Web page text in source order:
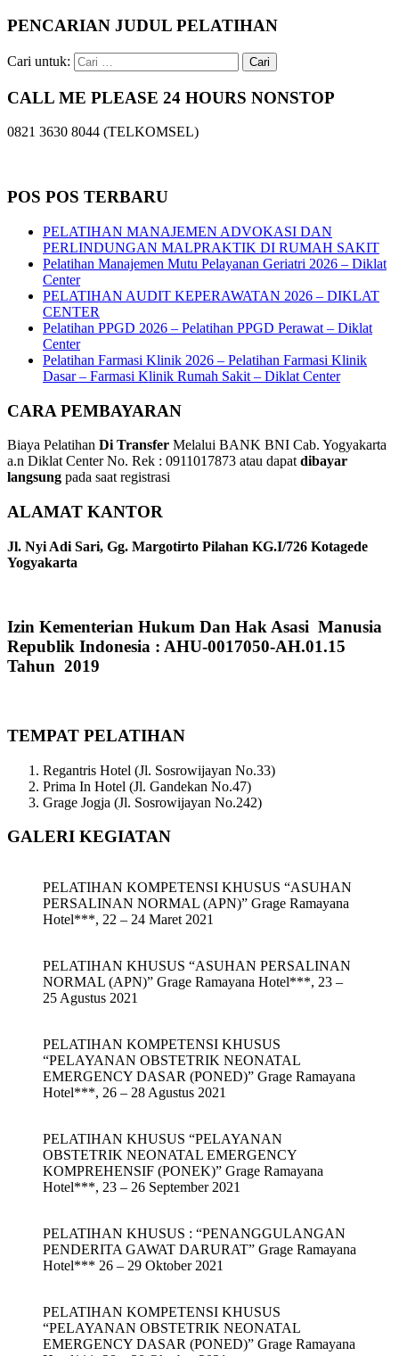
PENCARIAN JUDUL PELATIHAN
Cari untuk:
CALL ME PLEASE 24 HOURS NONSTOP
0821 3630 8044 (TELKOMSEL)
POS POS TERBARU
PELATIHAN MANAJEMEN ADVOKASI DAN
PERLINDUNGAN MALPRAKTIK DI RUMAH SAKIT
Pelatihan Manajemen Mutu Pelayanan Geriatri 2026 – Diklat
Center
PELATIHAN AUDIT KEPERAWATAN 2026 – DIKLAT
CENTER
Pelatihan PPGD 2026 – Pelatihan PPGD Perawat – Diklat
Center
Pelatihan Farmasi Klinik 2026 – Pelatihan Farmasi Klinik
Dasar – Farmasi Klinik Rumah Sakit – Diklat Center
CARA PEMBAYARAN
Biaya Pelatihan Di Transfer Melalui BANK BNI Cab. Yogyakarta
a.n Diklat Center No. Rek : 0911017873 atau dapat dibayar
langsung pada saat registrasi
ALAMAT KANTOR
Jl. Nyi Adi Sari, Gg. Margotirto Pilahan KG.I/726 Kotagede
Yogyakarta
Izin Kementerian Hukum Dan Hak Asasi Manusia
Republik Indonesia : AHU-0017050-AH.01.15
Tahun 2019
TEMPAT PELATIHAN
Regantris Hotel (Jl. Sosrowijayan No.33)
Prima In Hotel (Jl. Gandekan No.47)
Grage Jogja (Jl. Sosrowijayan No.242)
GALERI KEGIATAN
PELATIHAN KOMPETENSI KHUSUS “ASUHAN
PERSALINAN NORMAL (APN)” Grage Ramayana
Hotel***, 22 – 24 Maret 2021
PELATIHAN KHUSUS “ASUHAN PERSALINAN
NORMAL (APN)” Grage Ramayana Hotel***, 23 –
25 Agustus 2021
PELATIHAN KOMPETENSI KHUSUS
“PELAYANAN OBSTETRIK NEONATAL
EMERGENCY DASAR (PONED)” Grage Ramayana
Hotel***, 26 – 28 Agustus 2021
PELATIHAN KHUSUS “PELAYANAN
OBSTETRIK NEONATAL EMERGENCY
KOMPREHENSIF (PONEK)” Grage Ramayana
Hotel***, 23 – 26 September 2021
PELATIHAN KHUSUS : “PENANGGULANGAN
PENDERITA GAWAT DARURAT” Grage Ramayana
Hotel*** 26 – 29 Oktober 2021
PELATIHAN KOMPETENSI KHUSUS
“PELAYANAN OBSTETRIK NEONATAL
EMERGENCY DASAR (PONED)” Grage Ramayana